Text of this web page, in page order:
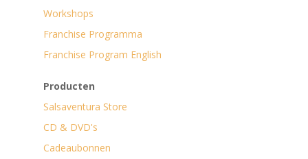
Workshops
Franchise Programma
Franchise Program English
Producten
Salsaventura Store
CD & DVD's
Cadeaubonnen